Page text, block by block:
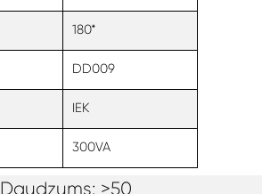
180*
DD009
IEK
300VA
Daudzums: >50